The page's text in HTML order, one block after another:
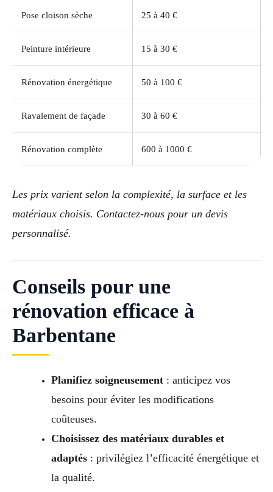
Pose cloison sèche 25 à 40 €
Peinture intérieure 15 à 30 €
Rénovation énergétique 50 à 100 €
Ravalement de façade 30 à 60 €
Rénovation complète 600 à 1000 €
Les prix varient selon la complexité, la surface et les
matériaux choisis. Contactez-nous pour un devis
personnalisé.
Conseils pour une
rénovation efficace à
Barbentane
Planifiez soigneusement: anticipez vos
besoins pour éviter les modifications
coûteuses.
Choisissez des matériaux durables et
adaptés: privilégiez l’efficacité énergétique et
la qualité.